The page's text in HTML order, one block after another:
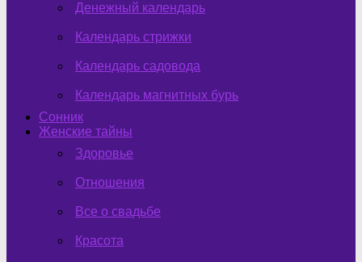
Денежный календарь
Календарь стрижки
Календарь садовода
Календарь магнитных бурь
Сонник
Женские тайны
Здоровье
Отношения
Все о свадьбе
Красота